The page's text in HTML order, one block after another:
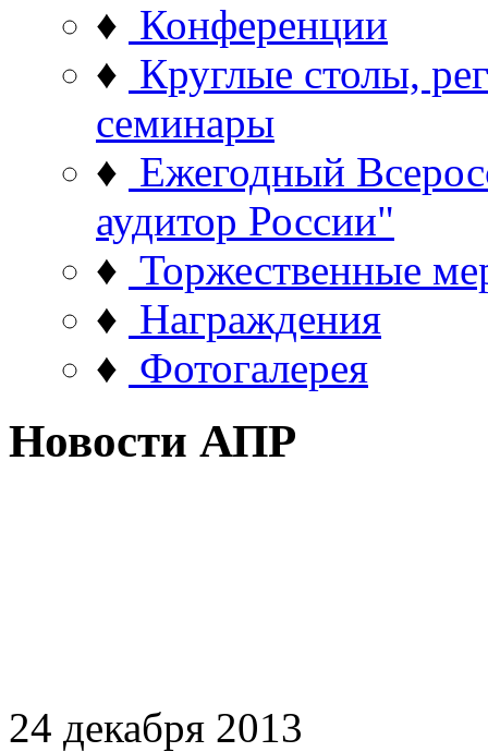
♦ Конференции
♦ Круглые столы,
семинары
♦ Ежегодный
аудитор России"
♦ Торжественные
♦ Награждения
♦ Фотогалерея
Новости АПР
24 декабря 2013